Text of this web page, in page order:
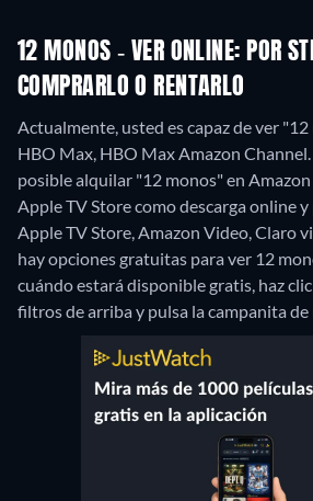
12 MONOS - VER ONLINE: POR
COMPRARLO O RENTARLO
Actualmente, usted es capaz de ver
HBO Max, HBO Max Amazon
posible alquilar "12 monos" en
Apple TV Store como descarga online
Apple TV Store, Amazon Video, Claro
hay opciones gratuitas para ver 12
cuándo estará disponible gratis, haz
filtros de arriba y pulsa la campanita